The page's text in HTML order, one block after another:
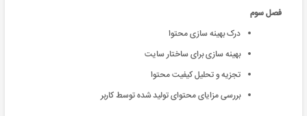
فصل سوم
درک بهینه سازی محتوا
بهینه سازی برای ساختار سایت
تجزیه و تحلیل کیفیت محتوا
بررسی مزایای محتوای تولید شده توسط کاربر